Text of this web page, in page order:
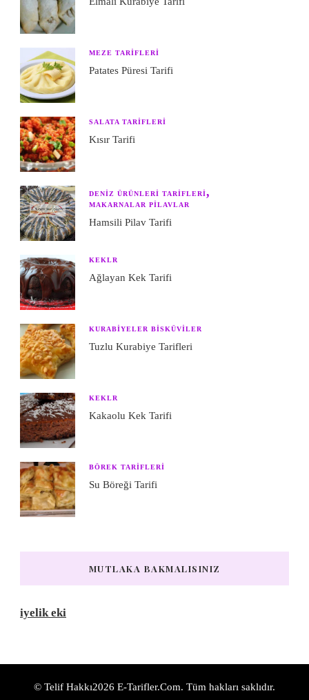
MEZE TARIFLERI
Patates Püresi Tarifi
SALATA TARIFLERI
Kısır Tarifi
DENIZ ÜRÜNLERI TARIFLERI
MAKARNALAR PILAVLAR
Hamsili Pilav Tarifi
KEKLR
Ağlayan Kek Tarifi
KURABIYELER BISKÜVILER
Tuzlu Kurabiye Tarifleri
KEKLR
Kakaolu Kek Tarifi
BÖREK TARIFLERI
Su Böreği Tarifi
MUTLAKA BAKMALISINIZ
iyelik eki
© Telif Hakkı2026 E-Tarifler.Com. Tüm hakları saklıdır.